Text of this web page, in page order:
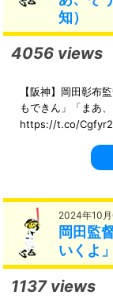
知）
4056 views
【阪神】岡田彰布
もできん」「まあ
https://t.co/
2024年10
岡田監
いくよ」
1137 views